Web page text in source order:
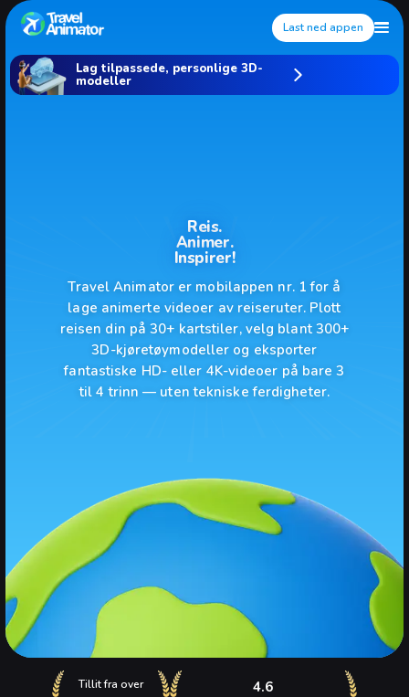
Last ned appen
Lag tilpassede, personlige 3D-
modeller
Reis.
Animer.
Inspirer!
Travel Animator er mobilappen nr. 1 for å
lage animerte videoer av reiseruter. Plott
reisen din på 30+ kartstiler, velg blant 300+
3D-kjøretøymodeller og eksporter
fantastiske HD- eller 4K-videoer på bare 3
til 4 trinn — uten tekniske ferdigheter.
Tillit fra over 4.6